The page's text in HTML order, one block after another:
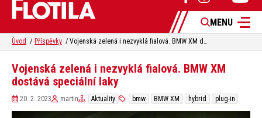
MENU
Úvod Příspěvky Vojenská zelená i nezvyklá fialová. BMW XM dostává speciální laky
Vojenská zelená i nezvyklá fialová. BMW XM
dostává speciální laky
20. 2. 2023 martin Aktuality bmw BMW XM hybrid plug-in